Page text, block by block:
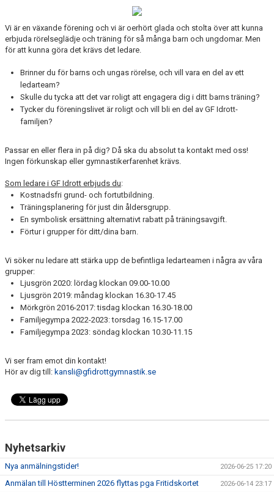
VÅRA GRUPPER
EVENEMANG
INFO OM FÖRENINGEN
KONTAKT
Vi är en växande förening och vi är oerhört glada och stolta över att kunna
erbjuda rörelseglädje och träning för så många barn och ungdomar. Men
för att kunna göra det krävs det ledare.
Brinner du för barns och ungas rörelse, och vill vara en del av ett
ledarteam?
Skulle du tycka att det var roligt att engagera dig i ditt barns träning?
Tycker du föreningslivet är roligt och vill bli en del av GF Idrott-
familjen?
Passar en eller flera in på dig? Då ska du absolut ta kontakt med oss!
Ingen förkunskap eller gymnastikerfarenhet krävs.
Som ledare i GF Idrott erbjuds du:
Kostnadsfri grund- och fortutbildning.
Träningsplanering för just din åldersgrupp.
En symbolisk ersättning alternativt rabatt på träningsavgift.
Förtur i grupper för ditt/dina barn.
Vi söker nu ledare att stärka upp de befintliga ledarteamen i några av våra
grupper:
Ljusgrön 2020: lördag klockan 09.00-10.00
Ljusgrön 2019: måndag klockan 16.30-17.45
Mörkgrön 2016-2017: tisdag klockan 16.30-18.00
Familjegympa 2022-2023: torsdag 16.15-17.00
Familjegympa 2023: söndag klockan 10.30-11.15
Vi ser fram emot din kontakt!
Hör av dig till: kansli@gfidrottgymnastik.se
Nyhetsarkiv
Nya anmälningstider! 2026-06-25 17:20
Anmälan till Höstterminen 2026 flyttas pga Fritidskortet 2026-06-14 23:17